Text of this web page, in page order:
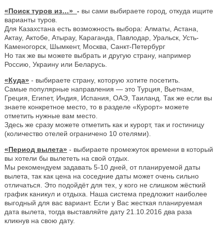
«Поиск туров из…» - вы сами выбираете город, откуда ищите
варианты туров.
Для Казахстана есть возможность выбора: Алматы, Астана,
Актау, Актобе, Атырау, Караганда, Павлодар, Уральск, Усть-
Каменогорск, Шымкент, Москва, Санкт-Петербург
Но так же вы можете выбрать и другую страну, например
Россию, Украину или Беларусь.
«Куда» - выбираете страну, которую хотите посетить.
Самые популярные направления — это Турция, Вьетнам,
Греция, Египет, Индия, Испания, ОАЭ, Таиланд. Так же если вы
знаете конкретное место, то в разделе «Курорт» можете
отметить нужные вам место.
Здесь же сразу можете отметить как и курорт, так и гостиницу
(количество отелей ограничено 10 отелями).
«Период вылета» - выбираете промежуток времени в который
вы хотели бы вылететь на свой отдых.
Мы рекомендуем задавать 5-10 дней, от планируемой даты
вылета, так как цена на соседние даты может очень сильно
отличаться. Это подойдёт для тех, у кого не слишком жёсткий
график каникул и отдыха. Наша система предложит наиболее
выгодный для вас вариант. Если у Вас жесткая планируемая
дата вылета, тогда выставляйте дату 21.10.2016 два раза
кликнув на свою дату.